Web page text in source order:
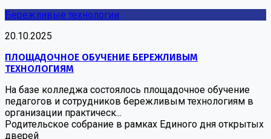
Бережливые технологии
20.10.2025
ПЛОЩАДОЧНОЕ ОБУЧЕНИЕ БЕРЕЖЛИВЫМ
ТЕХНОЛОГИЯМ
На базе колледжа состоялось площадочное обучение
педагогов и сотрудников бережливым технологиям в
организации практическ...
Родительское собрание в рамках Единого дня открытых
дверей